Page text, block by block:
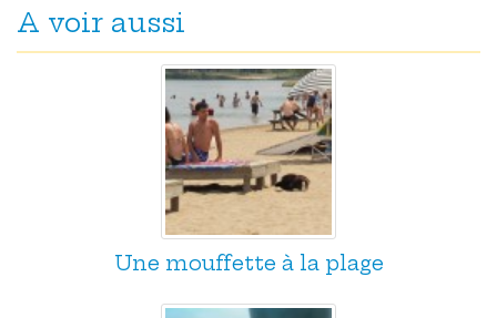
A voir aussi
Une mouffette à la plage